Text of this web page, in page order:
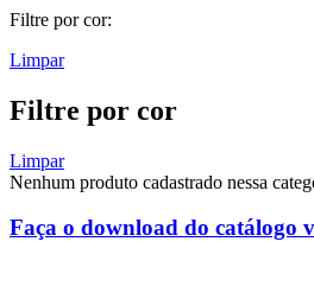
Filtre por cor:
Limpar
Filtre por cor
Limpar
Nenhum produto cadastrado nessa
Faça o download do catálogo